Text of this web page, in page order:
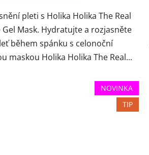
pleti s Holika Holika The Real
Mask. Hydratujte a rozjasněte
během spánku s celonoční
maskou Holika Holika The Real...
NOVINKA
TIP